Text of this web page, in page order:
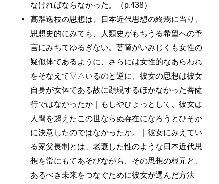
なければならなかった。（p.438）
高群逸枝の思想は、日本近代思想の終焉に当り、
思想史的にみても、人類史がもちうる希望への予
言にみちてゆるぎない。菩薩がいみじくも女性の
疑似体であるように、さらには女性的なあらわれ
をそなえて▽△いるのと逆に、彼女の思想は彼女
自身が女体である故に顕現するほかなかった菩薩
行ではなかったか｜もしやひょっとして、彼女は
人間を超えたこの世ならぬ存在になろうとひそか
に決意したのではなかったか。｜彼女にみえてい
る家父長制とは、老衰した性のような日本近代思
想を常にもてあそびながら、その思想の根元と、
あるべき未来をつなぐために彼女が選んだ方法